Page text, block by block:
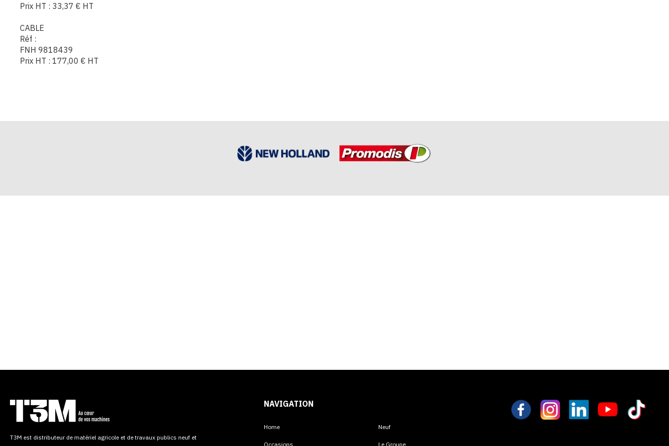
Prix HT : 33,37 € HT
CABLE
Réf :
FNH 9818439
Prix HT : 177,00 € HT
T3M est distributeur de matériel agricole et de travaux publics neuf et
NAVIGATION
Home Neuf
Occasions Le Groupe